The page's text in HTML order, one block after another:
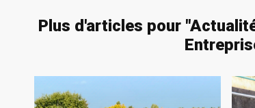
Plus d'articles pour "